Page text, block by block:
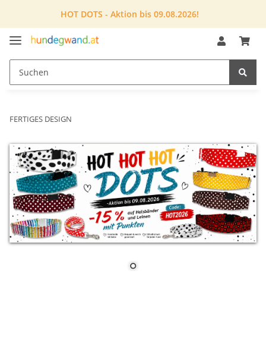
HOT DOTS - Aktion bis 09.08.2026!
FERTIGES DESIGN